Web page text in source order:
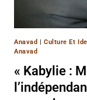
Anavad | Culture Et
Anavad
« Kabylie :